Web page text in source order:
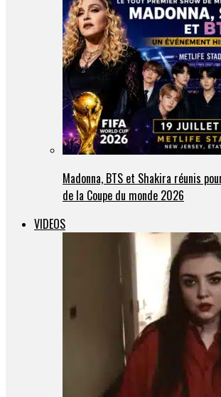
Madonna, BTS et Shakira réunis
de la Coupe du monde 2026
VIDEOS